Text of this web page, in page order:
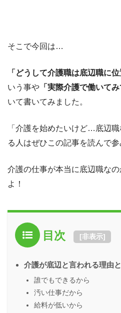
そこで今回は…
「どうして介護職は底辺職に
いう事や 「実際介護で働いて
いて書いてみました。
「介護を始めたいけど…底辺
る人はぜひこの記事を読んで参
介護の仕事が本当に底辺職な
よ！
目次 [非表示]
介護が底辺と言われる理由
誰でもできるから
汚い仕事だから
給料が低いから